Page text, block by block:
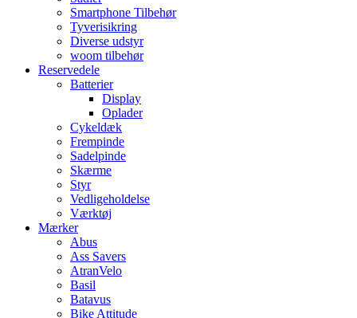
Smartphone Tilbehør
Tyverisikring
Diverse udstyr
woom tilbehør
Reservedele
Batterier
Display
Oplader
Cykeldæk
Frempinde
Sadelpinde
Skærme
Styr
Vedligeholdelse
Værktøj
Mærker
Abus
Ass Savers
AtranVelo
Basil
Batavus
Bike Attitude